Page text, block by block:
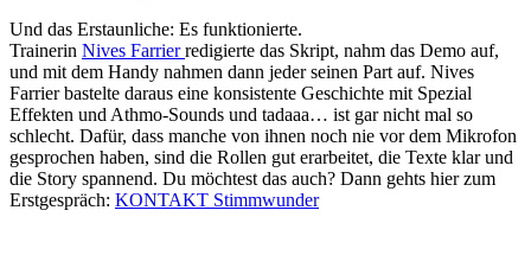
Und das Erstaunliche: Es funktionierte.
Trainerin Nives Farrierredigierte das Skript, nahm das Demo auf,
und mit dem Handy nahmen dann jeder seinen Part auf. Nives
Farrier bastelte daraus eine konsistente Geschichte mit Spezial
Effekten und Athmo-Sounds und tadaaa… ist gar nicht mal so
schlecht. Dafür, dass manche von ihnen noch nie vor dem Mikrofon
gesprochen haben, sind die Rollen gut erarbeitet, die Texte klar und
die Story spannend. Du möchtest das auch? Dann gehts hier zum
Erstgespräch: KONTAKT Stimmwunder